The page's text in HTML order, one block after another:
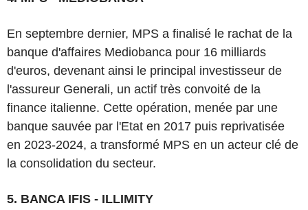
En septembre dernier, MPS a finalisé le rachat de la
banque d'affaires Mediobanca pour 16 milliards
d'euros, devenant ainsi le principal investisseur de
l'assureur Generali, un actif très convoité de la
finance italienne. Cette opération, menée par une
banque sauvée par l'Etat en 2017 puis reprivatisée
en 2023-2024, a transformé MPS en un acteur clé de
la consolidation du secteur.
5. BANCA IFIS - ILLIMITY